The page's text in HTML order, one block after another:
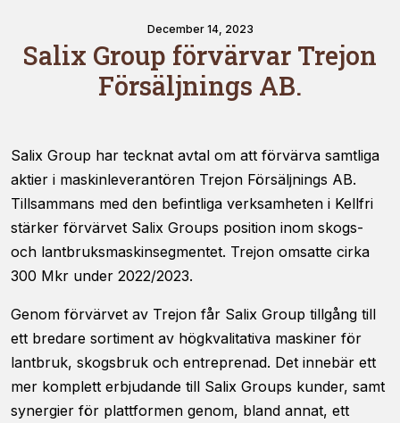
December 14, 2023
Salix Group förvärvar Trejon
Försäljnings AB.
Salix Group har tecknat avtal om att förvärva samtliga
aktier i maskinleverantören Trejon Försäljnings AB.
Tillsammans med den befintliga verksamheten i Kellfri
stärker förvärvet Salix Groups position inom skogs-
och lantbruksmaskinsegmentet. Trejon omsatte cirka
300 Mkr under 2022/2023.
Genom förvärvet av Trejon får Salix Group tillgång till
ett bredare sortiment av högkvalitativa maskiner för
lantbruk, skogsbruk och entreprenad. Det innebär ett
mer komplett erbjudande till Salix Groups kunder, samt
synergier för plattformen genom, bland annat, ett
Nödvändiga
Dessa kakor
går inte att
välja bort. De
behövs för